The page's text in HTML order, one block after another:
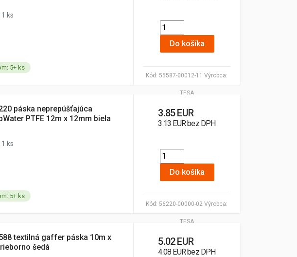
5+ ks
Kód: 55587-00012-11 Výrobca:
TESA
ks
Do košíka
5+ ks
Kód: 56220-00000-02 Výrobca:
TESA
páska neprepúšťajúca
PTFE 12m x 12mm biela
ks
3.85 EUR
3.13 EUR bez DPH
Do košíka
textilná gaffer páska 10m x
šedá
5.02 EUR
4.08 EUR bez DPH